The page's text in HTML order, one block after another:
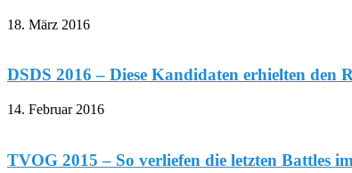
18. März 2016
DSDS 2016 – Diese Kandidaten erhielten den
14. Februar 2016
TVOG 2015 – So verliefen die letzten Battles